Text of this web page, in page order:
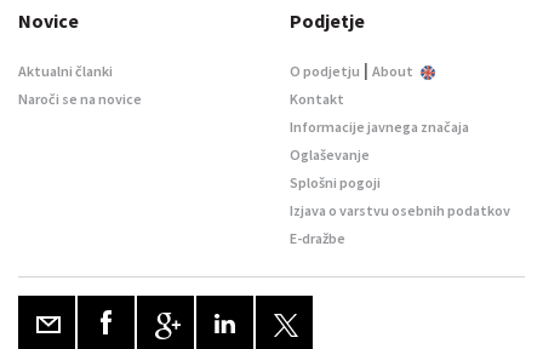
Novice
Aktualni članki
Naroči se na novice
Podjetje
O podjetju | About
Kontakt
Informacije javnega značaja
Oglaševanje
Splošni pogoji
Izjava o varstvu osebnih podatkov
E-dražbe